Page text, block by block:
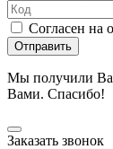
Согласен на
Отправить
Мы получили
Вами. Спасибо!
Заказать звонок